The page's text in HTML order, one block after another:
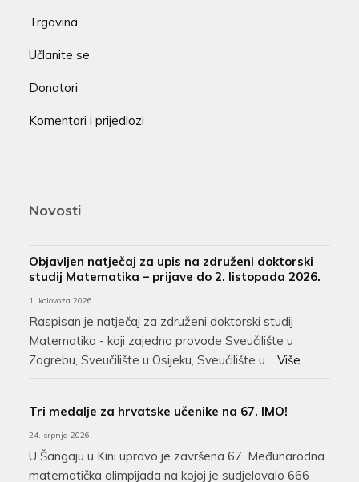
Trgovina
Učlanite se
Donatori
Komentari i prijedlozi
Novosti
Objavljen natječaj za upis na združeni doktorski
studij Matematika – prijave do 2. listopada 2026.
1. kolovoza 2026.
Raspisan je natječaj za združeni doktorski studij
Matematika - koji zajedno provode Sveučilište u
Zagrebu, Sveučilište u Osijeku, Sveučilište u… Više
Tri medalje za hrvatske učenike na 67. IMO!
24. srpnja 2026.
U Šangaju u Kini upravo je završena 67. Međunarodna
matematička olimpijada na kojoj je sudjelovalo 666